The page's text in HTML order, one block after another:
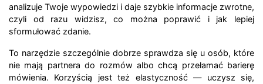
analizuje Twoje wypowiedzi i daje szybkie informacje zwrotne,
czyli od razu widzisz, co można poprawić i jak lepiej
sformułować zdanie.
To narzędzie szczególnie dobrze sprawdza się u osób, które
nie mają partnera do rozmów albo chcą przełamać barierę
mówienia. Korzyścią jest też elastyczność — uczysz się,